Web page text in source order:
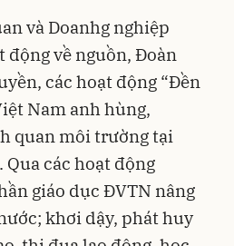
và Doanhg nghiệp
động về nguồn, Đoàn
các hoạt động “Đền
Nam anh hùng,
quan môi trường tại
các hoạt động
giáo dục ĐVTN nâng
khơi dậy, phát huy